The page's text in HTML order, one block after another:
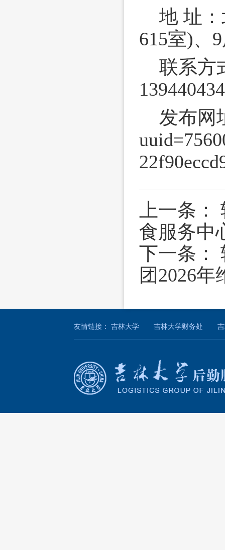
地 址
615室)、
联系方
发布网
上一条：
食服务中
下一条：
团2026
友情链接： 吉林大学 吉林大学财务处